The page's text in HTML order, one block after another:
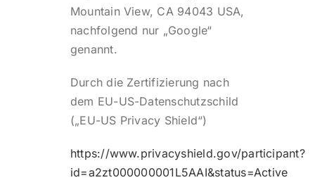
Mountain View, CA 94043 USA,
nachfolgend nur „Google“
genannt.
Durch die Zertifizierung nach
dem EU-US-Datenschutzschild
(„EU-US Privacy Shield“)
https://www.privacyshield.gov/participant?
id=a2zt000000001L5AAI&status=Active